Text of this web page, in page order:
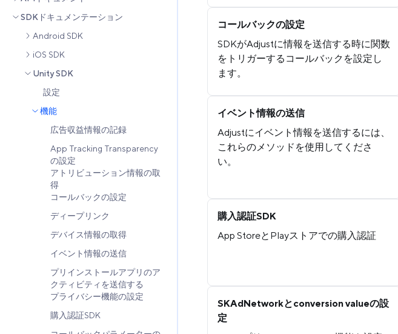
SDKドキュメンテーション
Android SDK
iOS SDK
Unity SDK
設定
機能
広告収益情報の記録
App Tracking Transparency
の設定
アトリビューション情報の取
得
コールバックの設定
ディープリンク
デバイス情報の取得
イベント情報の送信
プリインストールアプリのア
クティビティを送信する
プライバシー機能の設定
購入認証SDK
コールバックの設定
SDKがAdjustに情報を送信する時に関数
をトリガーするコールバックを設定し
ます。
イベント情報の送信
Adjustにイベント情報を送信するには、
これらのメソッドを使用してくださ
い。
購入認証SDK
App StoreとPlayストアでの購入認証
SKAdNetworkとconversion valueの設
定